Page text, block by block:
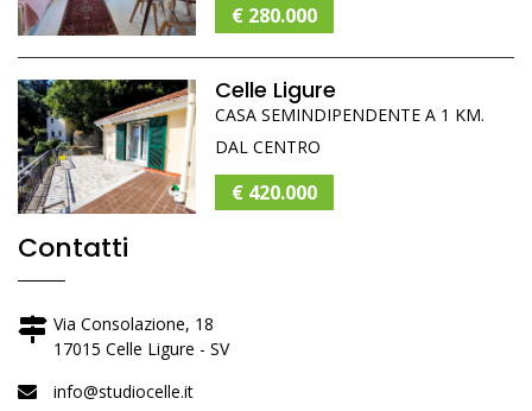
€ 280.000
Celle Ligure
CASA SEMINDIPENDENTE A 1 KM.
DAL CENTRO
€ 420.000
Contatti
Via Consolazione, 18
17015 Celle Ligure - SV
info@studiocelle.it